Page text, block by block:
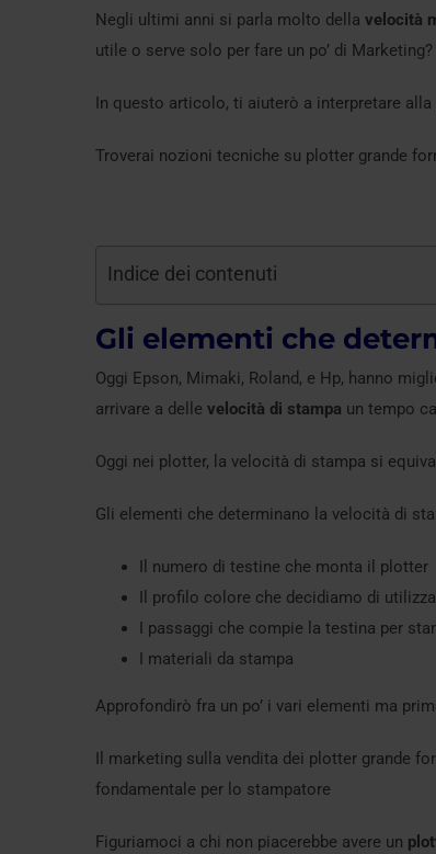
Negli ultimi anni si parla molto della velocità
utile o serve solo per fare un po’ di Marketing?
In questo articolo, ti aiuterò a interpretare
Troverai nozioni tecniche su plotter grande
Indice dei contenuti
Gli elementi che
Oggi Epson, Mimaki, Roland, e Hp, hanno
arrivare a delle velocità di stampa un tempo
Oggi nei plotter, la velocità di stampa si
Gli elementi che determinano la velocità di
Il numero di testine che monta il plotter
Il profilo colore che decidiamo di
I passaggi che compie la testina per
I materiali da stampa
Approfondirò fra un po’ i vari elementi ma
Il marketing sulla vendita dei plotter grande
fondamentale per lo stampatore
Figuriamoci a chi non piacerebbe avere un